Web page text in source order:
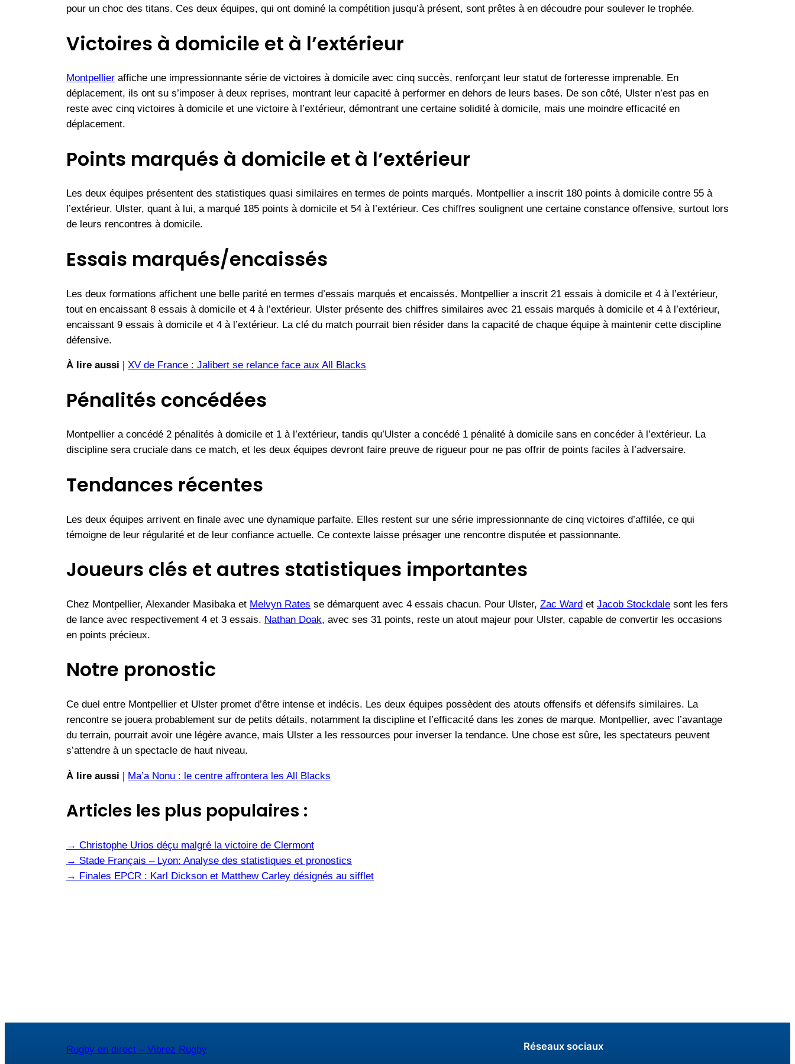
pour un choc des titans. Ces deux équipes, qui ont dominé la compétition jusqu’à présent, sont prêtes à en découdre pour soulever le trophée.
Victoires à domicile et à l’extérieur
Montpellier affiche une impressionnante série de victoires à domicile avec cinq succès, renforçant leur statut de forteresse imprenable. En
déplacement, ils ont su s’imposer à deux reprises, montrant leur capacité à performer en dehors de leurs bases. De son côté, Ulster n’est pas en
reste avec cinq victoires à domicile et une victoire à l’extérieur, démontrant une certaine solidité à domicile, mais une moindre efficacité en
déplacement.
Points marqués à domicile et à l’extérieur
Les deux équipes présentent des statistiques quasi similaires en termes de points marqués. Montpellier a inscrit 180 points à domicile contre 55 à
l’extérieur. Ulster, quant à lui, a marqué 185 points à domicile et 54 à l’extérieur. Ces chiffres soulignent une certaine constance offensive, surtout lors
de leurs rencontres à domicile.
Essais marqués/encaissés
Les deux formations affichent une belle parité en termes d’essais marqués et encaissés. Montpellier a inscrit 21 essais à domicile et 4 à l’extérieur,
tout en encaissant 8 essais à domicile et 4 à l’extérieur. Ulster présente des chiffres similaires avec 21 essais marqués à domicile et 4 à l’extérieur,
encaissant 9 essais à domicile et 4 à l’extérieur. La clé du match pourrait bien résider dans la capacité de chaque équipe à maintenir cette discipline
défensive.
À lire aussi XV de France : Jalibert se relance face aux All Blacks
Pénalités concédées
Montpellier a concédé 2 pénalités à domicile et 1 à l’extérieur, tandis qu’Ulster a concédé 1 pénalité à domicile sans en concéder à l’extérieur. La
discipline sera cruciale dans ce match, et les deux équipes devront faire preuve de rigueur pour ne pas offrir de points faciles à l’adversaire.
Tendances récentes
Les deux équipes arrivent en finale avec une dynamique parfaite. Elles restent sur une série impressionnante de cinq victoires d’affilée, ce qui
témoigne de leur régularité et de leur confiance actuelle. Ce contexte laisse présager une rencontre disputée et passionnante.
Joueurs clés et autres statistiques importantes
Chez Montpellier, Alexander Masibaka et Melvyn Rates se démarquent avec 4 essais chacun. Pour Ulster, Zac Ward et Jacob Stockdale sont les fers
de lance avec respectivement 4 et 3 essais. Nathan Doak, avec ses 31 points, reste un atout majeur pour Ulster, capable de convertir les occasions
en points précieux.
Notre pronostic
Ce duel entre Montpellier et Ulster promet d’être intense et indécis. Les deux équipes possèdent des atouts offensifs et défensifs similaires. La
rencontre se jouera probablement sur de petits détails, notamment la discipline et l’efficacité dans les zones de marque. Montpellier, avec l’avantage
du terrain, pourrait avoir une légère avance, mais Ulster a les ressources pour inverser la tendance. Une chose est sûre, les spectateurs peuvent
s’attendre à un spectacle de haut niveau.
À lire aussi | Ma’a Nonu : le centre affrontera les All Blacks
Articles les plus populaires :
→ Christophe Urios déçu malgré la victoire de Clermont
→ Stade Français – Lyon: Analyse des statistiques et pronostics
→ Finales EPCR : Karl Dickson et Matthew Carley désignés au sifflet
Rugby en direct – Vibrez Rugby Réseaux sociaux